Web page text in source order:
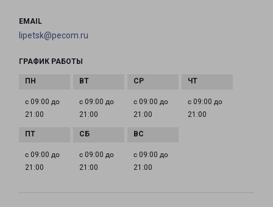
EMAIL
lipetsk@pecom.ru
ГРАФИК РАБОТЫ
с 09:00 до
21:00
с 09:00 до
21:00
с 09:00 до
21:00
с 09:00 до
21:00
с 09:00 до
21:00
с 09:00 до
21:00
с 09:00 до
21:00